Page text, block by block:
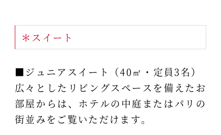
＊スイート
■ジュニアスイート（40㎡・定員3名）
広々としたリビングスペースを備えたお
部屋からは、ホテルの中庭またはパリの
街並みをご覧いただけます。